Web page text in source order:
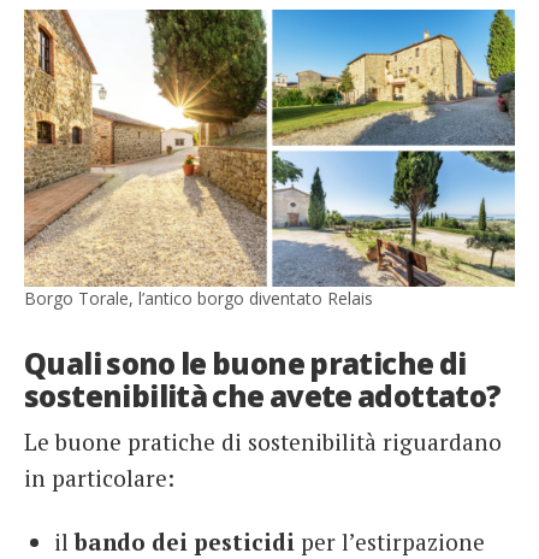
Borgo Torale, l’antico borgo diventato Relais
Quali sono le buone pratiche di
sostenibilità che avete adottato?
Le buone pratiche di sostenibilità riguardano
in particolare:
il bando dei pesticidi per l’estirpazione